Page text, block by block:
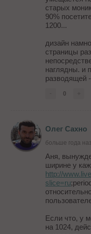
старых
90%
1200...
дизайн
страницы
наглядны. и
разводящей
0
Олег Сахно
больше года
Аня,
ширине у
http://
slice=ru
Если что, у
на 1024,